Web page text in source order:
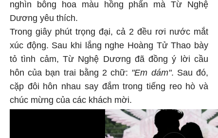
nghìn bông hoa màu hồng phấn mà Từ Nghệ
Dương yêu thích.
Trong giây phút trọng đại, cả 2 đều rơi nước mắt
xúc động. Sau khi lắng nghe Hoàng Tử Thao bày
tỏ tình cảm, Từ Nghệ Dương đã đồng ý lời cầu
hôn của bạn trai bằng 2 chữ: "Em dám". Sau đó,
cặp đôi hôn nhau say đắm trong tiếng reo hò và
chúc mừng của các khách mời.